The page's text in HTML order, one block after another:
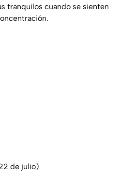
tranquilos cuando se sienten
de julio)